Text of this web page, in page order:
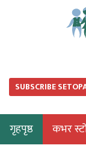
SUBSCRIBE
गृहपृष्ठ कभर